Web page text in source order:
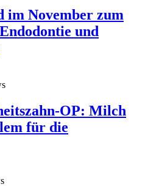
im November zum
und
OP: Milch
für die